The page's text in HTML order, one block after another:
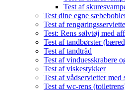
Test af
Test dine egne
Test af
Test: Rens sølvtøj med
Test af tandbørster
Test af tandtråd
Test af vinduesskrabere
Test af viskestykker
Test af vådservietter med
Test af wc-rens